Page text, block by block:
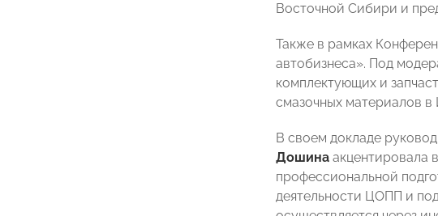
Восточной Сибири и
Также в рамках
автобизнеса». Под
комплектующих и
смазочных материалов
В своем докладе
Дошина акцентировала
профессиональной
деятельности ЦОПП и